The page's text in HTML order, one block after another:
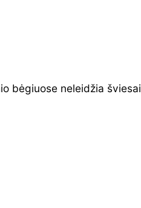
bėgiuose neleidžia šviesai